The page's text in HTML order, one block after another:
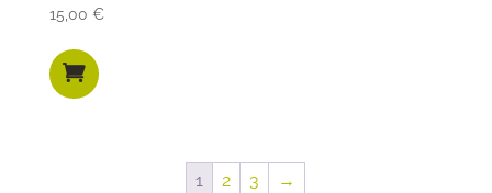
15,00 €

1 2 3 →